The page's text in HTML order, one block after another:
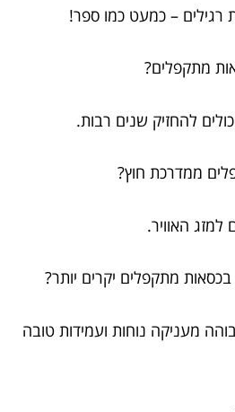
– כמעט כמו ספר!
להחזיק שנים רבות.
למזג האוויר.
מעניקה נוחות ועמידות טובה